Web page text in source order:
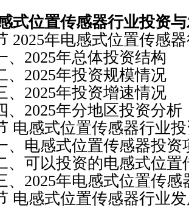
式位置传感器行业投资
年电感式位置传感器
年总体投资结构
年投资规模情况
年投资增速情况
年分地区投资分析
感式位置传感器行业投
式位置传感器投资
投资的电感式位置
年电感式位置传感
感式位置传感器行业发